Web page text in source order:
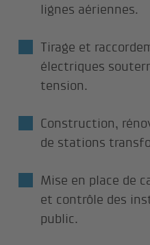
lignes aériennes.
Tirage et
électriques
tension.
Construction,
de stations
Mise en place de
et contrôle des
public.